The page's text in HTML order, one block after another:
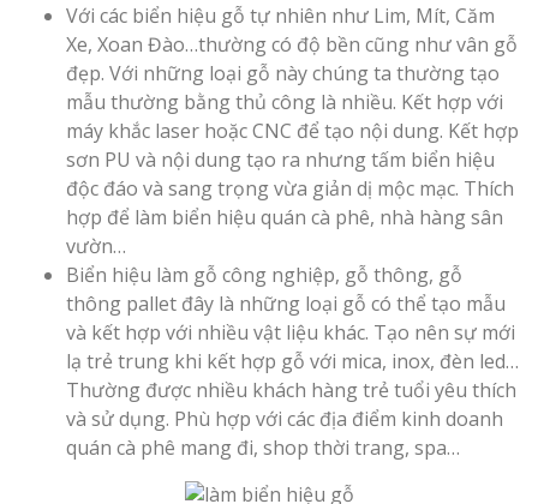
Với các biển hiệu gỗ tự nhiên như Lim, Mít, Căm
Xe, Xoan Đào…thường có độ bền cũng như vân gỗ
đẹp. Với những loại gỗ này chúng ta thường tạo
mẫu thường bằng thủ công là nhiều. Kết hợp với
máy khắc laser hoặc CNC để tạo nội dung. Kết hợp
sơn PU và nội dung tạo ra nhưng tấm biển hiệu
độc đáo và sang trọng vừa giản dị mộc mạc. Thích
hợp để làm biển hiệu quán cà phê, nhà hàng sân
vườn…
Biển hiệu làm gỗ công nghiệp, gỗ thông, gỗ
thông pallet đây là những loại gỗ có thể tạo mẫu
và kết hợp với nhiều vật liệu khác. Tạo nên sự mới
lạ trẻ trung khi kết hợp gỗ với mica, inox, đèn led…
Thường được nhiều khách hàng trẻ tuổi yêu thích
và sử dụng. Phù hợp với các địa điểm kinh doanh
quán cà phê mang đi, shop thời trang, spa…